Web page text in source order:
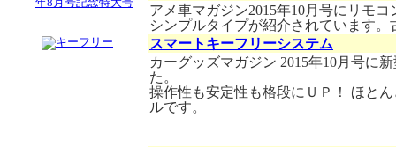
アメ車マガジン2015年10月号にリモ
シンプルタイプが紹介されています
スマートキーフリーシステム
カーグッズマガジン 2015年10月号に
た。
操作性も安定性も格段にＵＰ！ ほと
ルです。